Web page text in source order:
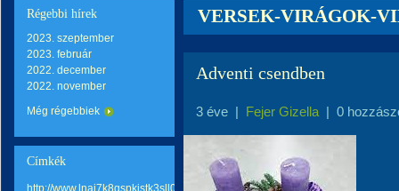
Régebbi hírek
2023. szeptember
2023. február
2022. december
2022. november
Még régebbiek
Címkék
http://www.lnaj7k8qspkistk3sll0hqp6mo2wq8go.com
VERSEK-VIRÁGOK-
Adventi csendben
3 éve | Fejer Gizella | 0